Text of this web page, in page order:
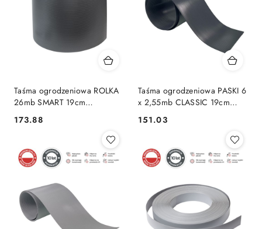
Taśma ogrodzeniowa ROLKA
26mb SMART 19cm
PROTECTO™ GRAFIT
Cena:
173.88
Taśma ogrodzeniowa PASKI 6
x 2,55mb CLASSIC 19cm
PROTECTO™ GRAFIT + 12
klipsów GRATIS
Cena:
151.03